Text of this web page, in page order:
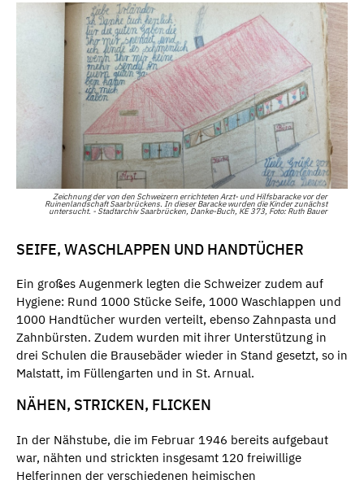
Zeichnung der von den Schweizern errichteten Arzt- und Hilfsbaracke vor der
Ruinenlandschaft Saarbrückens. In dieser Baracke wurden die Kinder zunächst
untersucht. - Stadtarchiv Saarbrücken, Danke-Buch, KE 373, Foto: Ruth Bauer
SEIFE, WASCHLAPPEN UND HANDTÜCHER
Ein großes Augenmerk legten die Schweizer zudem auf
Hygiene: Rund 1000 Stücke Seife, 1000 Waschlappen und
1000 Handtücher wurden verteilt, ebenso Zahnpasta und
Zahnbürsten. Zudem wurden mit ihrer Unterstützung in
drei Schulen die Brausebäder wieder in Stand gesetzt, so in
Malstatt, im Füllengarten und in St. Arnual.
NÄHEN, STRICKEN, FLICKEN
In der Nähstube, die im Februar 1946 bereits aufgebaut
war, nähten und strickten insgesamt 120 freiwillige
Helferinnen der verschiedenen heimischen